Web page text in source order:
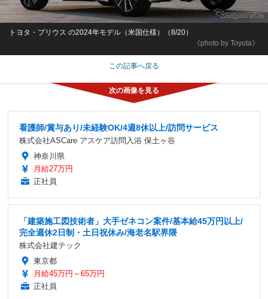
《photo by Toyota》
トヨタ・プリウス の2024年モデル（米国仕様）（8/20）
この記事へ戻る
看護師/賞与あり/未経験OK/4週8休以上/訪問サービス
株式会社ASCare アスケア訪問入浴 保土ヶ谷
神奈川県
月給27万円
正社員
「建築施工図技術者」大手ゼネコン案件/基本給45万円以上/
完全週休2日制・土日祝休み/海老名駅界隈
株式会社建テック
東京都
月給45万円～65万円
正社員